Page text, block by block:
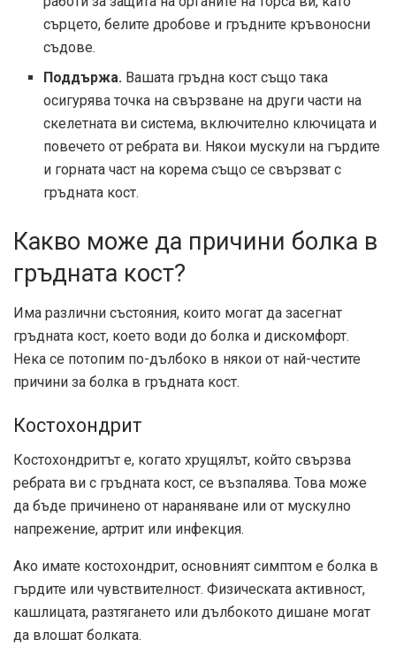
сърцето, белите дробове и гръдните кръвоносни
съдове.
Поддържа. Вашата гръдна кост също така
осигурява точка на свързване на други части на
скелетната ви система, включително ключицата и
повечето от ребрата ви. Някои мускули на гърдите
и горната част на корема също се свързват с
гръдната кост.
Какво може да причини болка в
гръдната кост?
Има различни състояния, които могат да засегнат
гръдната кост, което води до болка и дискомфорт.
Нека се потопим по-дълбоко в някои от най-честите
причини за болка в гръдната кост.
Костохондрит
Костохондритът е, когато хрущялът, който свързва
ребрата ви с гръдната кост, се възпалява. Това може
да бъде причинено от нараняване или от мускулно
напрежение, артрит или инфекция.
Ако имате костохондрит, основният симптом е болка в
гърдите или чувствителност. Физическата активност,
кашлицата, разтягането или дълбокото дишане могат
да влошат болката.